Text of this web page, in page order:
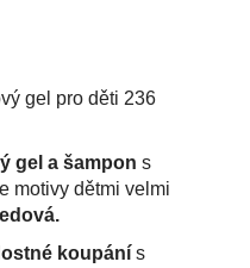
gel pro děti 236
gel a šampon s
motivy dětmi velmi
koupání s